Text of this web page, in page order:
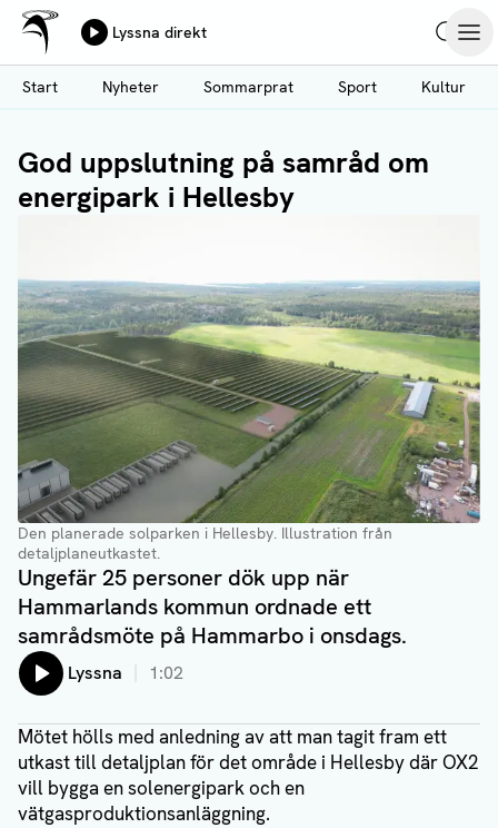
Hoppa
till
huvudinnehåll
Ålands Radio & TV
Lyssna direkt
Start
Nyheter Sommarprat Sport Kultur
God uppslutning på samråd om
energipark i Hellesby
Den planerade solparken i Hellesby. Illustration från
detaljplaneutkastet.
Ungefär 25 personer dök upp när
Hammarlands kommun ordnade ett
samrådsmöte på Hammarbo i onsdags.
Lyssna 1:02
Mötet hölls med anledning av att man tagit fram ett
utkast till detaljplan för det område i Hellesby där OX2
vill bygga en solenergipark och en
vätgasproduktionsanläggning.